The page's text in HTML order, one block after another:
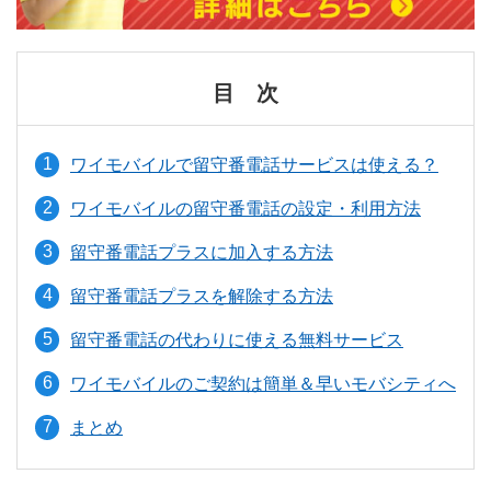
目 次
ワイモバイルで留守番電話サービスは使える？
ワイモバイルの留守番電話の設定・利用方法
留守番電話プラスに加入する方法
留守番電話プラスを解除する方法
留守番電話の代わりに使える無料サービス
ワイモバイルのご契約は簡単＆早いモバシティへ
まとめ